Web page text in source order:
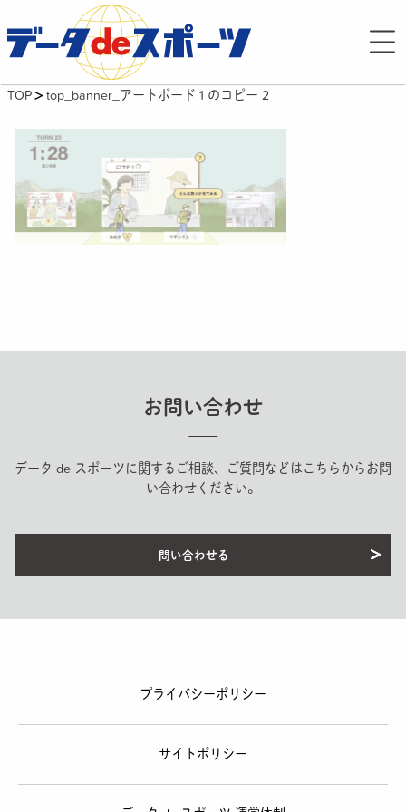
TOP top_banner_アートボード 1 のコピー 2
お問い合わせ
データ de スポーツに関するご相談、ご質問などはこちらからお問
い合わせください。
問い合わせる
プライバシーポリシー
サイトポリシー